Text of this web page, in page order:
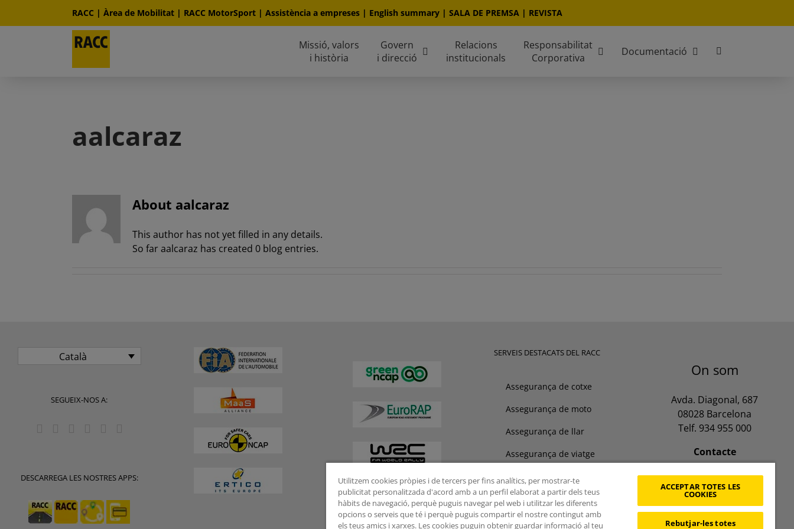
RACC | Àrea de Mobilitat | RACC MotorSport | Assistència a empreses | English summary | SALA DE PREMSA | REVISTA
Missió, valors
i història
Govern
i direcció
Relacions
institucionals
Responsabilitat
Corporativa
Documentació
aalcaraz
About aalcaraz
This author has not yet filled in any details.
So far aalcaraz has created 0 blog entries.
Català
SEGUEIX-NOS A:
DESCARREGA LES NOSTRES APPS:
SERVEIS DESTACATS DEL RACC
Assegurança de cotxe
Assegurança de moto
Assegurança de llar
Assegurança de viatge
Assistència en patinet
On som
Avda. Diagonal, 687
08028 Barcelona
Telf. 934 955 000
Contacte
Oficines
Utilitzem cookies pròpies i de tercers per fins analítics, per mostrar-te
publicitat personalitzada d'acord amb a un perfil elaborat a partir dels teus
hàbits de navegació, perquè puguis navegar pel web i utilitzar les diferents
opcions o serveis que té i perquè puguis compartir el nostre contingut amb
els teus amics i xarxes. Les cookies puguin obtenir guardar informació al teu
ACCEPTAR TOTES LES
COOKIES
Rebutjar-les totes